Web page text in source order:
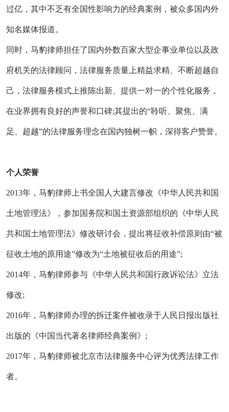
过亿，其中不乏有全国性影响力的经典案例，被众多国内外
知名媒体报道。
同时，马豹律师担任了国内外数百家大型企事业单位以及政
府机关的法律顾问，法律服务质量上精益求精、不断超越自
己，法律服务模式上推陈出新、提供一对一的个性化服务，
在业界拥有良好的声誉和口碑;其提出的“聆听、聚焦、满
足、超越”的法律服务理念在国内独树一帜，深得客户赞誉。
个人荣誉
2013年，马豹律师上书全国人大建言修改《中华人民共和国
土地管理法》，参加国务院和国土资源部组织的《中华人民
共和国土地管理法》修改研讨会，提出将征收补偿原则由“被
征收土地的原用途”修改为“土地被征收后的用途”;
2014年，马豹律师参与《中华人民共和国行政诉讼法》立法
修改;
2016年，马豹律师办理的拆迁案件被收录于人民日报出版社
出版的《中国当代著名律师经典案例》;
2017年，马豹律师被北京市法律服务中心评为优秀法律工作
者。